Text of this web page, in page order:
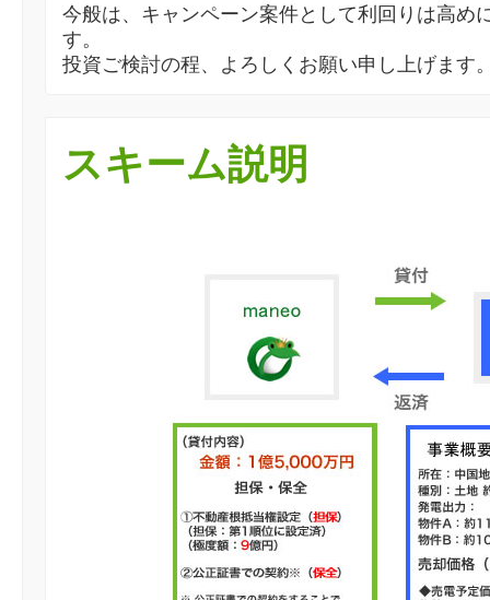
今般は、キャンペーン案件として利回りは高め
す。
投資ご検討の程、よろしくお願い申し上げます
スキーム説明